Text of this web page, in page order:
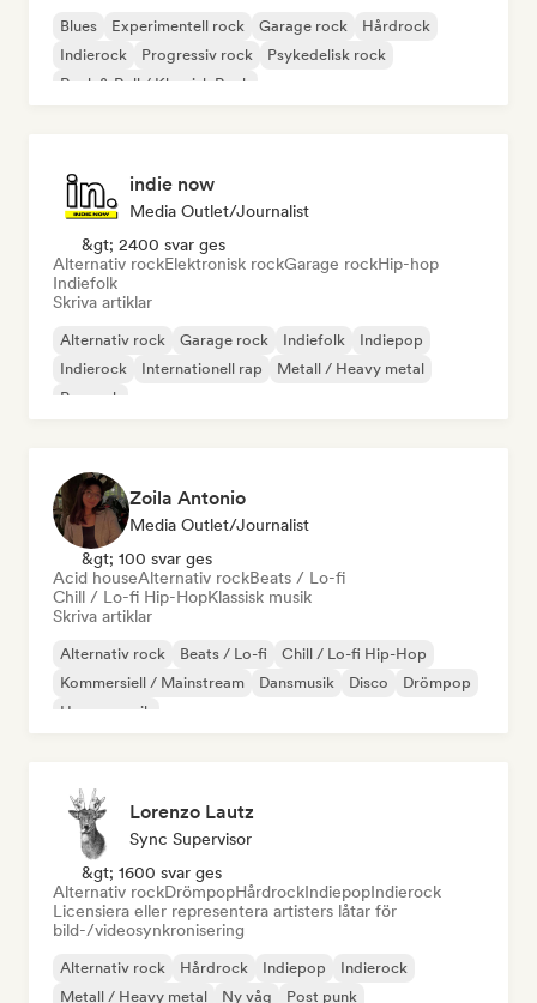
Blues Experimentell rock Garage rock
Hårdrock
Indierock
Progressiv rock
Psykedelisk rock
Rock & Roll / Klassisk Rock
indie now
Media Outlet/Journalist
&gt; 2400 svar ges
Alternativ rockElektronisk rockGarage rockHip-hop
Indiefolk
Skriva artiklar
Alternativ rock Garage rock Indiefolk
Indiepop
Indierock
Internationell rap
Metall / Heavy metal
Poprock
Zoila Antonio
Media Outlet/Journalist
&gt; 100 svar ges
Acid houseAlternativ rockBeats / Lo-fi
Chill / Lo-fi Hip-HopKlassisk musik
Skriva artiklar
Alternativ rock Beats / Lo-fi
Chill / Lo-fi Hip-Hop
Kommersiell / Mainstream
Dansmusik Disco
Drömpop
House-musik
Lorenzo Lautz
Sync Supervisor
&gt; 1600 svar ges
Alternativ rockDrömpopHårdrockIndiepopIndierock
Licensiera eller representera artisters låtar för
bild-/videosynkronisering
Alternativ rock Hårdrock Indiepop
Indierock
Metall / Heavy metal
Ny våg Post punk